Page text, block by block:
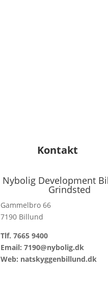
Kontakt
Nybolig Development
Grindsted
Gammelbro 66
7190 Billund
Tlf. 7665 9400
Email: 7190@nybolig.dk
Web: natskyggenbillund.dk